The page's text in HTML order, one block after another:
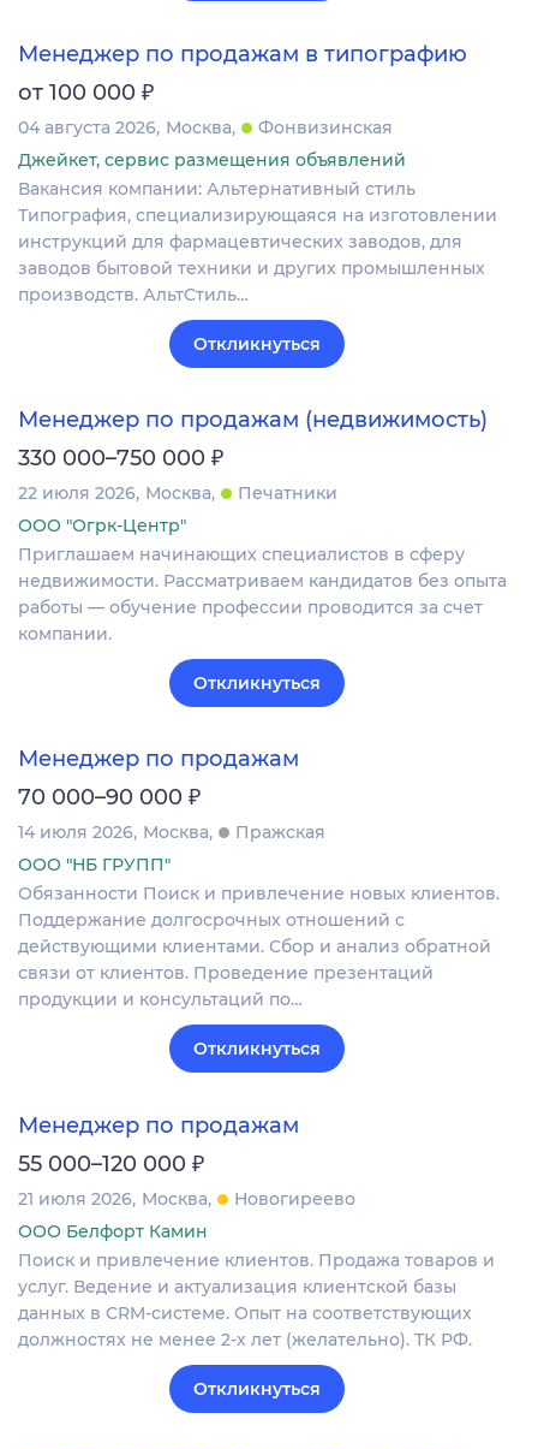
Менеджер по продажам в типографию
от 100 000 ₽
04 августа 2026 Москва
Фонвизинская
Джейкет, сервис размещения объявлений
Вакансия компании: Альтернативный стиль
Типография, специализирующаяся на изготовлении
инструкций для фармацевтических заводов, для
заводов бытовой техники и других промышленных
производств. АльтСтиль…
Откликнуться
Менеджер по продажам (недвижимость)
330 000–750 000 ₽
22 июля 2026 Москва
Печатники
ООО "Огрк-Центр"
Приглашаем начинающих специалистов в сферу
недвижимости. Рассматриваем кандидатов без опыта
работы — обучение профессии проводится за счет
компании.
Откликнуться
Менеджер по продажам
70 000–90 000 ₽
14 июля 2026 Москва
Пражская
ООО "НБ ГРУПП"
Обязанности Поиск и привлечение новых клиентов.
Поддержание долгосрочных отношений с
действующими клиентами. Сбор и анализ обратной
связи от клиентов. Проведение презентаций
продукции и консультаций по…
Откликнуться
Менеджер по продажам
55 000–120 000 ₽
21 июля 2026 Москва
Новогиреево
ООО Белфорт Камин
Поиск и привлечение клиентов. Продажа товаров и
услуг. Ведение и актуализация клиентской базы
данных в CRM‐системе. Опыт на соответствующих
должностях не менее 2-х лет (желательно). ТК РФ.
Откликнуться